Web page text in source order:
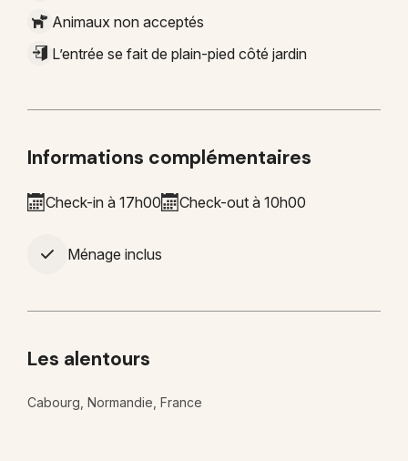
Animaux non acceptés
L’entrée se fait de plain-pied côté jardin
Informations complémentaires
Check-in à 17h00 Check-out à 10h00
Ménage inclus
Les alentours
Cabourg, Normandie, France